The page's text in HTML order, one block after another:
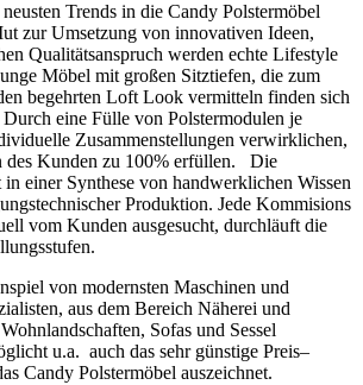
Trends in die Candy Polstermöbel
zur Umsetzung von innovativen Ideen,
Qualitätsanspruch werden echte Lifestyle
Möbel mit großen Sitztiefen, die zum
begehrten Loft Look vermitteln finden sich
eine Fülle von Polstermodulen je
Zusammenstellungen verwirklichen,
des Kunden zu 100% erfüllen. Die
einer Synthese von handwerklichen Wissen
Produktion. Jede Kommisions
vom Kunden ausgesucht, durchläuft die
von modernsten Maschinen und
aus dem Bereich Näherei und
Sofas und Sessel
u.a. auch das sehr günstige Preis–
Candy Polstermöbel auszeichnet.